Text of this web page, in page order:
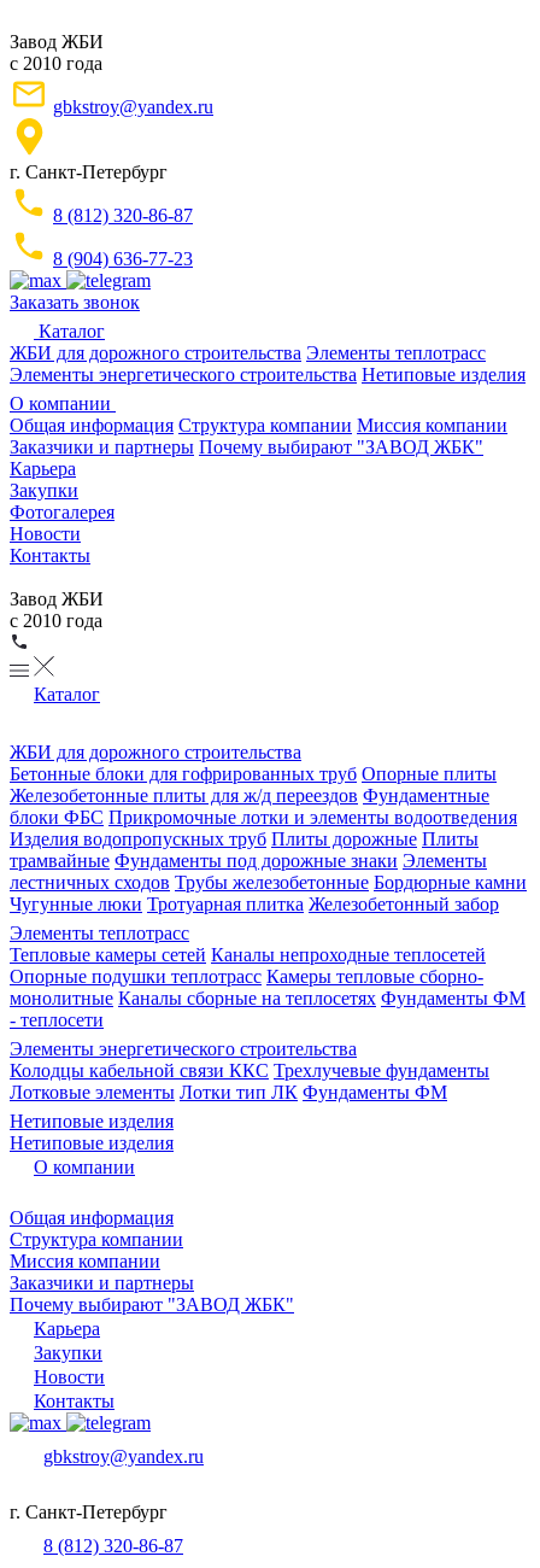
Завод ЖБИ
с 2010 года
gbkstroy@yandex.ru
г. Санкт-Петербург
8 (812) 320-86-87
8 (904) 636-77-23
Заказать звонок
Каталог
ЖБИ для дорожного строительства Элементы теплотрасс
Элементы энергетического строительства Нетиповые изделия
О компании
Общая информация Структура компании Миссия компании
Заказчики и партнеры Почему выбирают "ЗАВОД ЖБК"
Карьера
Закупки
Фотогалерея
Новости
Контакты
Завод ЖБИ
с 2010 года
Каталог
ЖБИ для дорожного строительства
Бетонные блоки для гофрированных труб Опорные плиты
Железобетонные плиты для ж/д переездов Фундаментные
блоки ФБС Прикромочные лотки и элементы водоотведения
Изделия водопропускных труб Плиты дорожные Плиты
трамвайные Фундаменты под дорожные знаки Элементы
лестничных сходов Трубы железобетонные Бордюрные камни
Чугунные люки Тротуарная плитка Железобетонный забор
Элементы теплотрасс
Тепловые камеры сетей Каналы непроходные теплосетей
Опорные подушки теплотрасс Камеры тепловые сборно-
монолитные Каналы сборные на теплосетях Фундаменты ФМ
- теплосети
Элементы энергетического строительства
Колодцы кабельной связи ККС Трехлучевые фундаменты
Лотковые элементы Лотки тип ЛК Фундаменты ФМ
Нетиповые изделия
Нетиповые изделия
О компании
Общая информация
Структура компании
Миссия компании
Заказчики и партнеры
Почему выбирают "ЗАВОД ЖБК"
Карьера
Закупки
Новости
Контакты
gbkstroy@yandex.ru
г. Санкт-Петербург
8 (812) 320-86-87